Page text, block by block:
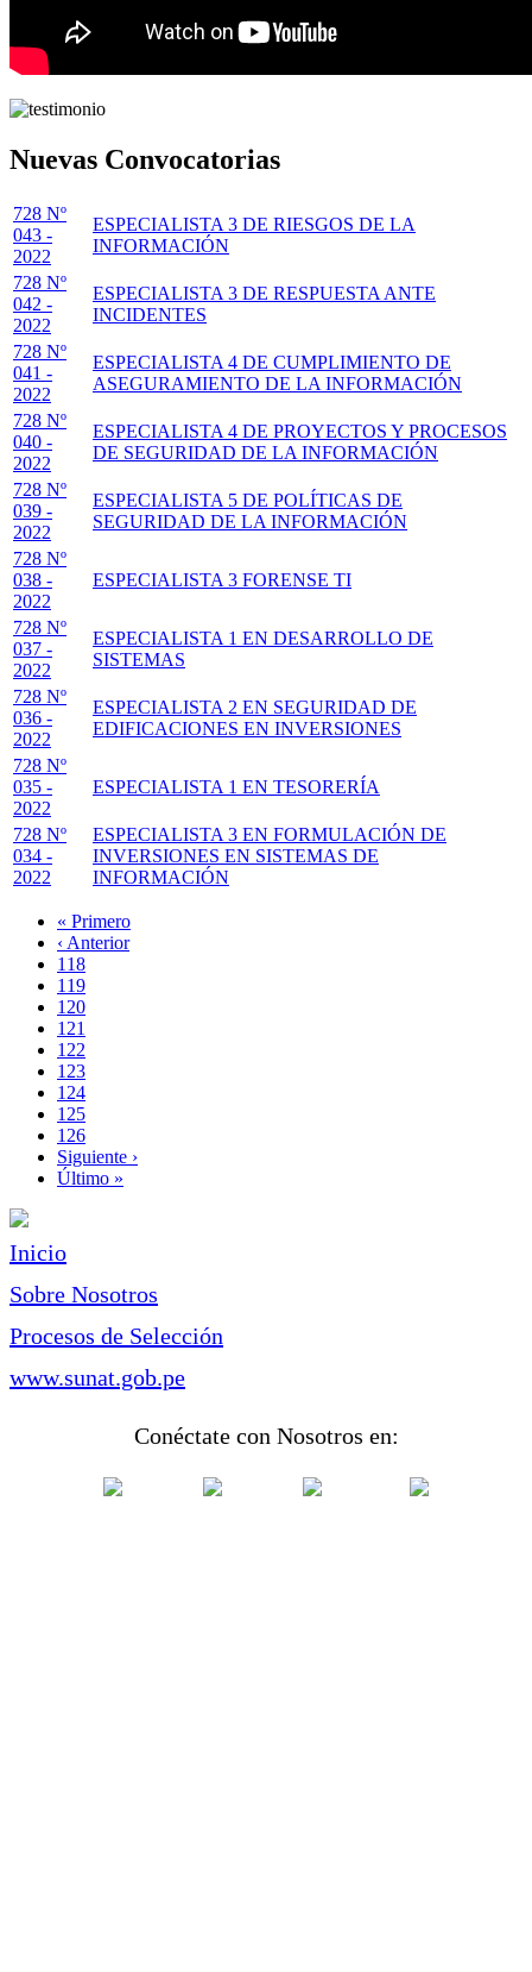
Nuevas Convocatorias
728 Nº
043 -
2022
ESPECIALISTA 3 DE RIESGOS DE LA
INFORMACIÓN
728 Nº
042 -
2022
ESPECIALISTA 3 DE RESPUESTA ANTE
INCIDENTES
728 Nº
041 -
2022
ESPECIALISTA 4 DE CUMPLIMIENTO DE
ASEGURAMIENTO DE LA INFORMACIÓN
728 Nº
040 -
2022
ESPECIALISTA 4 DE PROYECTOS Y PROCESOS
DE SEGURIDAD DE LA INFORMACIÓN
728 Nº
039 -
2022
ESPECIALISTA 5 DE POLÍTICAS DE
SEGURIDAD DE LA INFORMACIÓN
728 Nº
038 -
2022
ESPECIALISTA 3 FORENSE TI
728 Nº
037 -
2022
ESPECIALISTA 1 EN DESARROLLO DE
SISTEMAS
728 Nº
036 -
2022
ESPECIALISTA 2 EN SEGURIDAD DE
EDIFICACIONES EN INVERSIONES
728 Nº
035 -
2022
ESPECIALISTA 1 EN TESORERÍA
728 Nº
034 -
2022
ESPECIALISTA 3 EN FORMULACIÓN DE
INVERSIONES EN SISTEMAS DE
INFORMACIÓN
Paginación
Primera
página
« Primero
Página
anterior
‹ Anterior
Page
118
Page
119
Page
120
Page
121
Página
actual
122
Page
123
Page
124
Page
125
Page
126
Siguiente
página
Siguiente ›
Última
Último »
Inicio
Sobre Nosotros
Procesos de Selección
www.sunat.gob.pe
Conéctate con Nosotros en: